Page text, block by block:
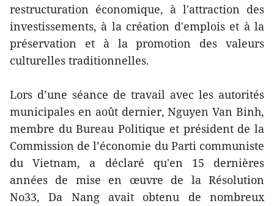
restructuration économique, à l'attraction des
investissements, à la création d'emplois et à la
préservation et à la promotion des valeurs
culturelles traditionnelles.
Lors d’une séance de travail avec les autorités
municipales en août dernier, Nguyen Van Binh,
membre du Bureau Politique et président de la
Commission de l’économie du Parti communiste
du Vietnam, a déclaré qu'en 15 dernières
années de mise en œuvre de la Résolution
No33, Da Nang avait obtenu de nombreux